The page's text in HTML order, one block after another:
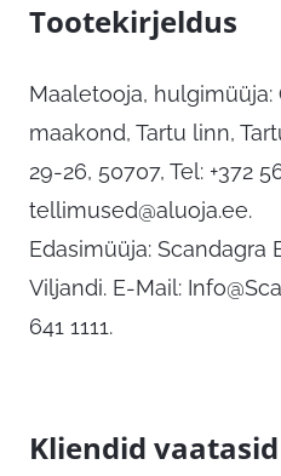
Tootekirjeldus
Maaletooja, hulgimüüja:
maakond, Tartu linn,
29-26, 50707, Tel: +372
tellimused@aluoja.ee.
Edasimüüja: Scandagra
Viljandi. E-Mail:
641 1111.
Kliendid